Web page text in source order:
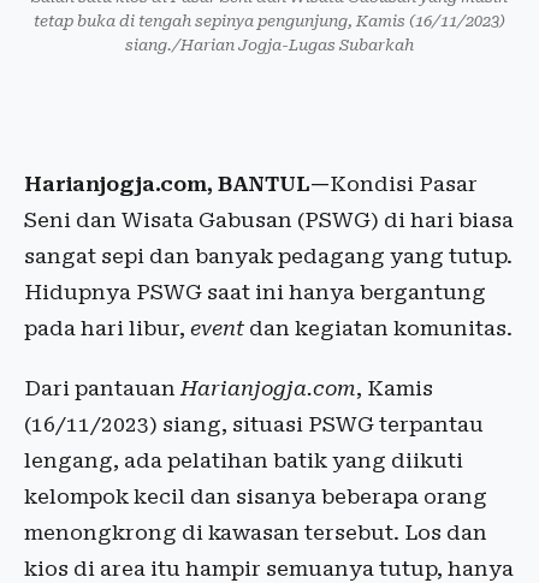
tetap buka di tengah sepinya pengunjung, Kamis (16/11/2023)
siang./Harian Jogja-Lugas Subarkah
Harianjogja.com, BANTUL—Kondisi Pasar
Seni dan Wisata Gabusan (PSWG) di hari biasa
sangat sepi dan banyak pedagang yang tutup.
Hidupnya PSWG saat ini hanya bergantung
pada hari libur, event dan kegiatan komunitas.
Dari pantauanHarianjogja.com, Kamis
(16/11/2023) siang, situasi PSWG terpantau
lengang, ada pelatihan batik yang diikuti
kelompok kecil dan sisanya beberapa orang
menongkrong di kawasan tersebut. Los dan
kios di area itu hampir semuanya tutup, hanya